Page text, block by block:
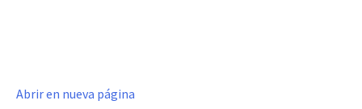
Abrir en nueva página